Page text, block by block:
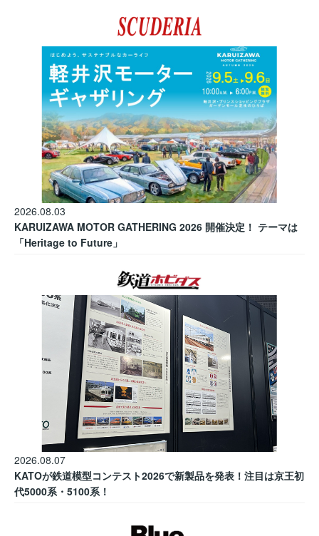
2026.08.03
KARUIZAWA MOTOR GATHERING 2026 開催決定！ テーマは
「Heritage to Future」
2026.08.07
KATOが鉄道模型コンテスト2026で新製品を発表！注目は京王初
代5000系・5100系！